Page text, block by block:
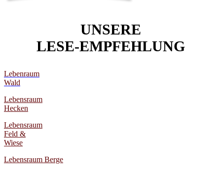
UNSERE
LESE-EMPFEHLUNG
Lebenraum
Wald
Lebensraum
Hecken
Lebensraum
Feld &
Wiese
Lebensraum Berge